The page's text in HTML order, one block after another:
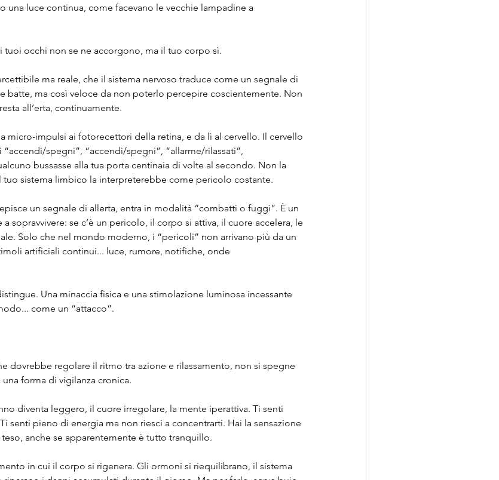
una luce continua, come facevano le vecchie lampadine a
tuoi occhi non se ne accorgono, ma il tuo corpo sì.
ma reale, che il sistema nervoso traduce come un segnale di
batte, ma così veloce da non poterlo percepire coscientemente. Non
all’erta, continuamente.
micro-impulsi ai fotorecettori della retina, e da lì al cervello. Il cervello
spegni”, “accendi/spegni”, “allarme/rilassati”,
bussasse alla tua porta centinaia di volte al secondo. Non la
tuo sistema limbico la interpreterebbe come pericolo costante.
un segnale di allerta, entra in modalità “combatti o fuggi”. È un
sopravvivere: se c’è un pericolo, il corpo si attiva, il cuore accelera, le
Solo che nel mondo moderno, i “pericoli” non arrivano più da un
artificiali continui... luce, rumore, notifiche, onde
Una minaccia fisica e una stimolazione luminosa incessante
come un “attacco”.
dovrebbe regolare il ritmo tra azione e rilassamento, non si spegne
forma di vigilanza cronica.
diventa leggero, il cuore irregolare, la mente iperattiva. Ti senti
senti pieno di energia ma non riesci a concentrarti. Hai la sensazione
anche se apparentemente è tutto tranquillo.
in cui il corpo si rigenera. Gli ormoni si riequilibrano, il sistema